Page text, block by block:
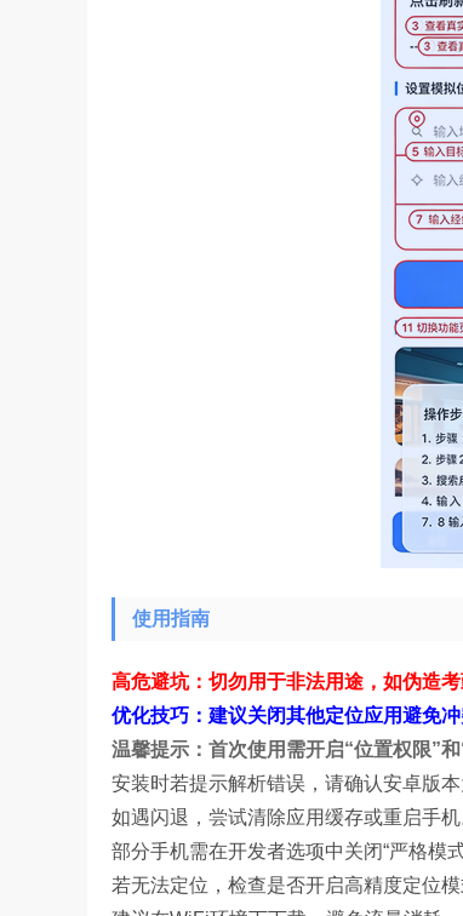
使用指南
高危避坑：切勿用于非法用途，如伪造
优化技巧：建议关闭其他定位应用避免
温馨提示：首次使用需开启“位置权限”和
安装时若提示解析错误，请确认安卓版本
如遇闪退，尝试清除应用缓存或重启手机
部分手机需在开发者选项中关闭“严格模式
若无法定位，检查是否开启高精度定位模